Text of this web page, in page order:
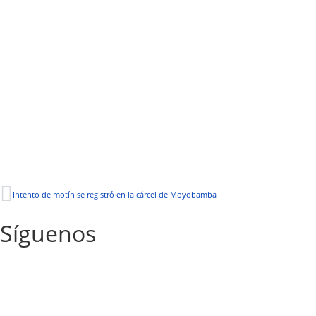
Intento de motín se registró en la cárcel de Moyobamba
Síguenos